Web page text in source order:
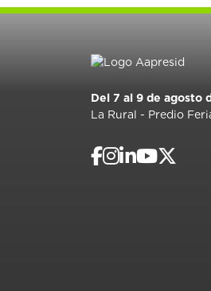
Del 7 al 9 de agosto
La Rural - Predio